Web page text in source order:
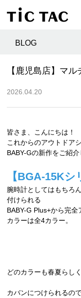
BLOG
【鹿児島店】マ
2026.04.20
皆さま、こんにちは！
これからのアウトドア
BABY-Gの新作をご紹介
【BGA-15Kシ
腕時計としてはもちろ
付けられる
BABY-G Plus+から完全
カラーは全4カラー。
どのカラーも春夏らし
カバンにつけられるの